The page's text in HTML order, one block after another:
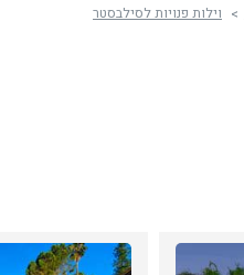
וילות פנויות לסילבסטר